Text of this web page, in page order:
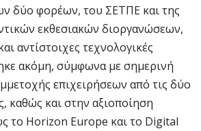
δύο φορέων, του ΣΕΤΠΕ και της
εκθεσιακών διοργανώσεων,
αντίστοιχες τεχνολογικές
ακόμη, σύμφωνα με σημερινή
επιχειρήσεων από τις δύο
καθώς και στην αξιοποίηση
το Horizon Europe και το Digital